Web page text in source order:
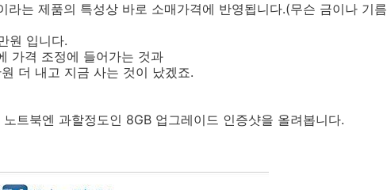
라는 제품의 특성상 바로 소매가격에 반영됩니다.(무슨 금이나 기름
원 입니다.
가격 조정에 들어가는 것과
더 내고 지금 사는 것이 났겠죠.
트북엔 과할정도인 8GB 업그레이드 인증샷을 올려봅니다.